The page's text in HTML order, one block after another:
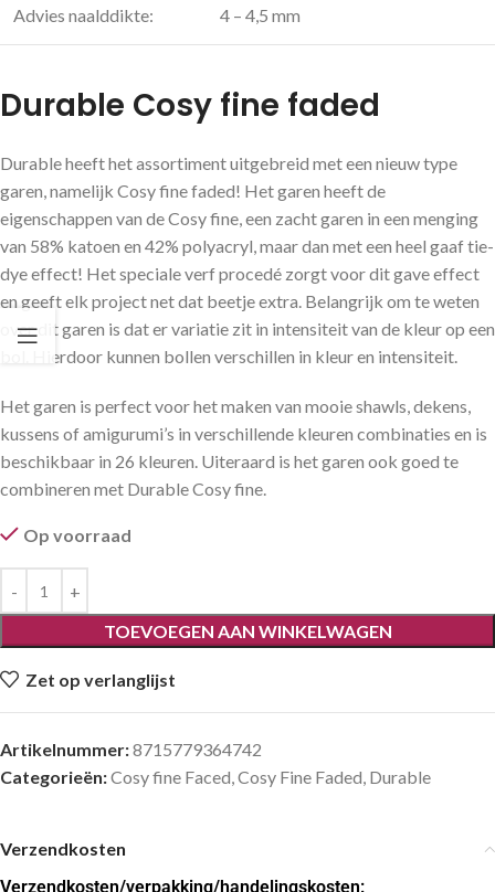
Advies naalddikte: 4 – 4,5 mm
Durable Cosy fine faded
Durable heeft het assortiment uitgebreid met een nieuw type
garen, namelijk Cosy fine faded! Het garen heeft de
eigenschappen van de Cosy fine, een zacht garen in een menging
van 58% katoen en 42% polyacryl, maar dan met een heel gaaf tie-
dye effect! Het speciale verf procedé zorgt voor dit gave effect
en geeft elk project net dat beetje extra. Belangrijk om te weten
over dit garen is dat er variatie zit in intensiteit van de kleur op een
bol. Hierdoor kunnen bollen verschillen in kleur en intensiteit.
Het garen is perfect voor het maken van mooie shawls, dekens,
kussens of amigurumi’s in verschillende kleuren combinaties en is
beschikbaar in 26 kleuren. Uiteraard is het garen ook goed te
combineren met Durable Cosy fine.
Op voorraad
TOEVOEGEN AAN WINKELWAGEN
Zet op verlanglijst
Artikelnummer:8715779364742
Categorieën:Cosy fine Faced,Cosy Fine Faded, Durable
Verzendkosten
Verzendkosten/verpakking/handelingskosten: